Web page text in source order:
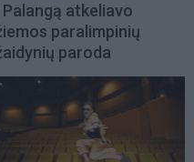
Palangą atkeliavo
paralimpinių
paroda